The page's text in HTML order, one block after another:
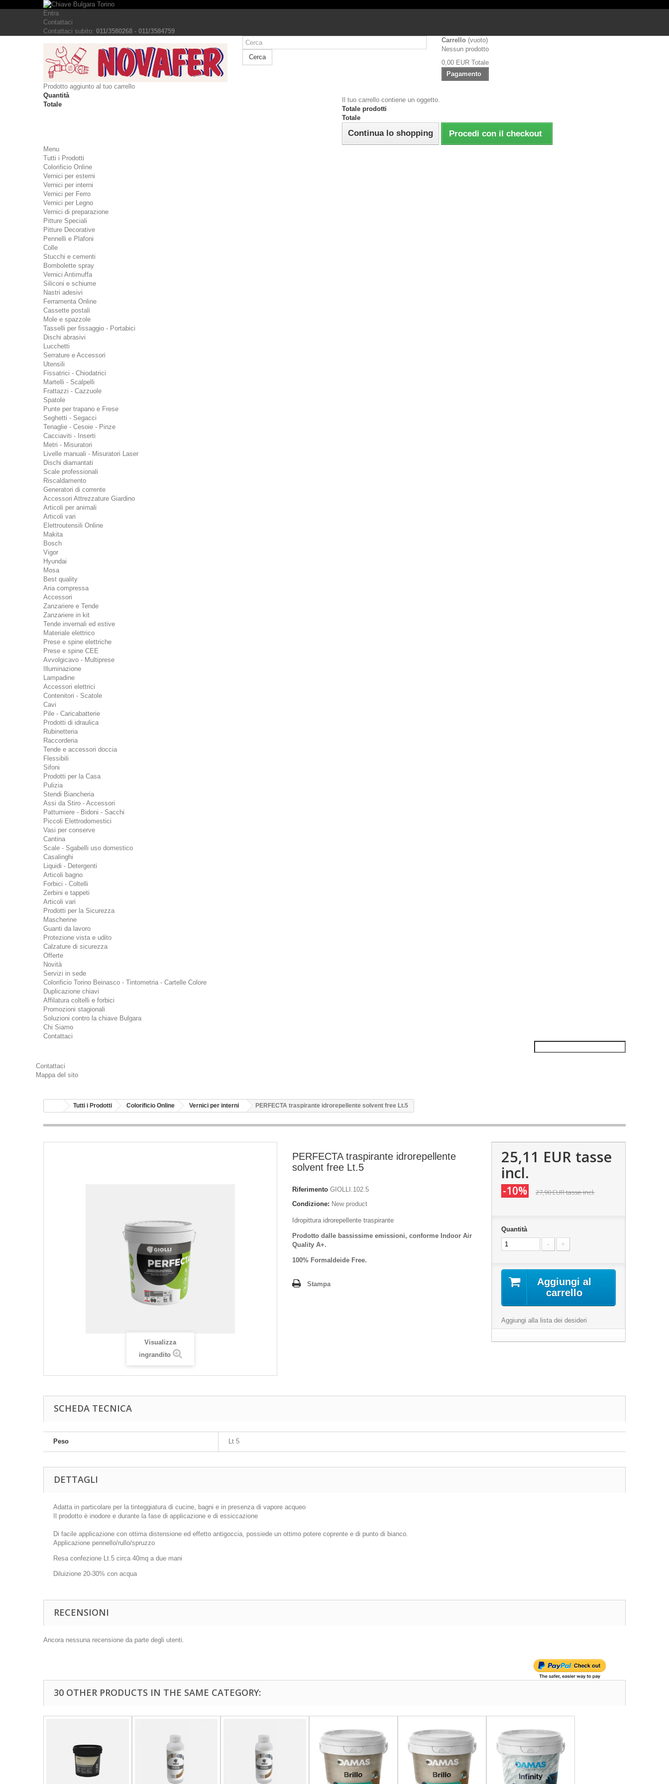
Entra
Contattaci
Contattaci subito: 011/3580268 - 011/3584759
Cerca
Carrello (vuoto)
Nessun prodotto
0,00 EUR Totale
Pagamento
Prodotto aggiunto al tuo carrello
Quantità
Totale
Il tuo carrello contiene un oggetto.
Totale prodotti
Totale
Continua lo shopping Procedi con il checkout
Menu
Tutti i Prodotti
Colorificio Online
Vernici per esterni
Vernici per interni
Vernici per Ferro
Vernici per Legno
Vernici di preparazione
Pitture Speciali
Pitture Decorative
Pennelli e Plafoni
Colle
Stucchi e cementi
Bombolette spray
Vernici Antimuffa
Siliconi e schiume
Nastri adesivi
Ferramenta Online
Cassette postali
Mole e spazzole
Tasselli per fissaggio - Portabici
Dischi abrasivi
Lucchetti
Serrature e Accessori
Utensili
Fissatrici - Chiodatrici
Martelli - Scalpelli
Frattazzi - Cazzuole
Spatole
Punte per trapano e Frese
Seghetti - Segacci
Tenaglie - Cesoie - Pinze
Cacciaviti - Inserti
Metri - Misuratori
Livelle manuali - Misuratori Laser
Dischi diamantati
Scale professionali
Riscaldamento
Generatori di corrente
Accessori Attrezzature Giardino
Articoli per animali
Articoli vari
Elettroutensili Online
Makita
Bosch
Vigor
Hyundai
Mosa
Best quality
Aria compressa
Accessori
Zanzariere e Tende
Zanzariere in kit
Tende invernali ed estive
Materiale elettrico
Prese e spine elettriche
Prese e spine CEE
Avvolgicavo - Multiprese
Illuminazione
Lampadine
Accessori elettrici
Contenitori - Scatole
Cavi
Pile - Caricabatterie
Prodotti di idraulica
Rubinetteria
Raccorderia
Tende e accessori doccia
Flessibili
Sifoni
Prodotti per la Casa
Pulizia
Stendi Biancheria
Assi da Stiro - Accessori
Pattumiere - Bidoni - Sacchi
Piccoli Elettrodomestici
Vasi per conserve
Cantina
Scale - Sgabelli uso domestico
Casalinghi
Liquidi - Detergenti
Articoli bagno
Forbici - Coltelli
Zerbini e tappeti
Articoli vari
Prodotti per la Sicurezza
Mascherine
Guanti da lavoro
Protezione vista e udito
Calzature di sicurezza
Offerte
Novità
Servizi in sede
Colorificio Torino Beinasco - Tintometria - Cartelle Colore
Duplicazione chiavi
Affilatura coltelli e forbici
Promozioni stagionali
Soluzioni contro la chiave Bulgara
Chi Siamo
Contattaci
Contattaci
Mappa del sito
Tutti i Prodotti Colorificio Online Vernici per interni PERFECTA traspirante idrorepellente solvent free Lt.5
Visualizza
ingrandito
PERFECTA traspirante idrorepellente
solvent free Lt.5
Riferimento GIOLLI.102.5
Condizione: New product
Idropittura idrorepellente traspirante
Prodotto dalle bassissime emissioni, conforme Indoor Air
Quality A+.
100% Formaldeide Free.
Stampa
25,11 EUR tasse
incl.
-10% 27,90 EURtasse incl.
Quantità
Aggiungi al
carrello
Aggiungi alla lista dei desideri
SCHEDA TECNICA
Peso Lt 5
DETTAGLI
Adatta in particolare per la tinteggiatura di cucine, bagni e in presenza di vapore acqueo
Il prodotto è inodore e durante la fase di applicazione e di essiccazione
Di facile applicazione con ottima distensione ed effetto antigoccia, possiede un ottimo potere coprente e di punto di bianco.
Applicazione pennello/rullo/spruzzo
Resa confezione Lt.5 circa 40mq a due mani
Diluizione 20-30% con acqua
RECENSIONI
Ancora nessuna recensione da parte degli utenti.
30 OTHER PRODUCTS IN THE SAME CATEGORY: